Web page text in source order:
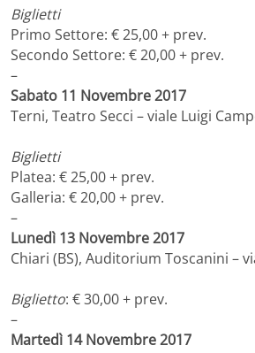
Biglietti
Primo Settore: € 25,00 + prev.
Secondo Settore: € 20,00 + prev.
–
Sabato 11 Novembre 2017
Terni, Teatro Secci – viale Luigi
Biglietti
Platea: € 25,00 + prev.
Galleria: € 20,00 + prev.
–
Lunedì 13 Novembre 2017
Chiari (BS), Auditorium Toscanini –
Biglietto: € 30,00 + prev.
–
Martedì 14 Novembre 2017